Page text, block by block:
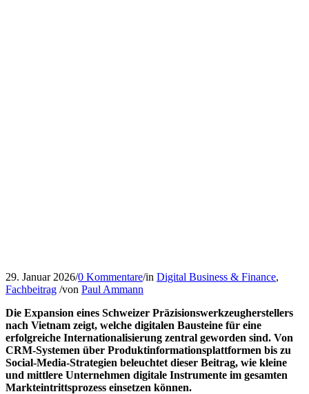
29. Januar 2026/0 Kommentare/in Digital Business & Finance,
Fachbeitrag /von Paul Ammann
Die Expansion eines Schweizer Präzisionswerkzeugherstellers
nach Vietnam zeigt, welche digitalen Bausteine für eine
erfolgreiche Internationalisierung zentral geworden sind. Von
CRM-Systemen über Produktinformationsplattformen bis zu
Social-Media-Strategien beleuchtet dieser Beitrag, wie kleine
und mittlere Unternehmen digitale Instrumente im gesamten
Markteintrittsprozess einsetzen können.